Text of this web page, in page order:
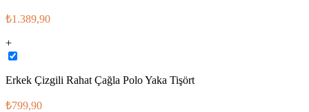
₺1.389,90
+
Erkek Çizgili Rahat Çağla Polo Yaka Tişört
₺799,90